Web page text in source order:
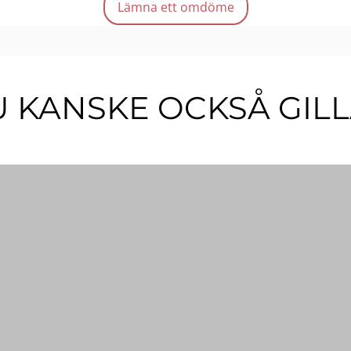
Lämna ett omdöme
KANSKE OCKSÅ